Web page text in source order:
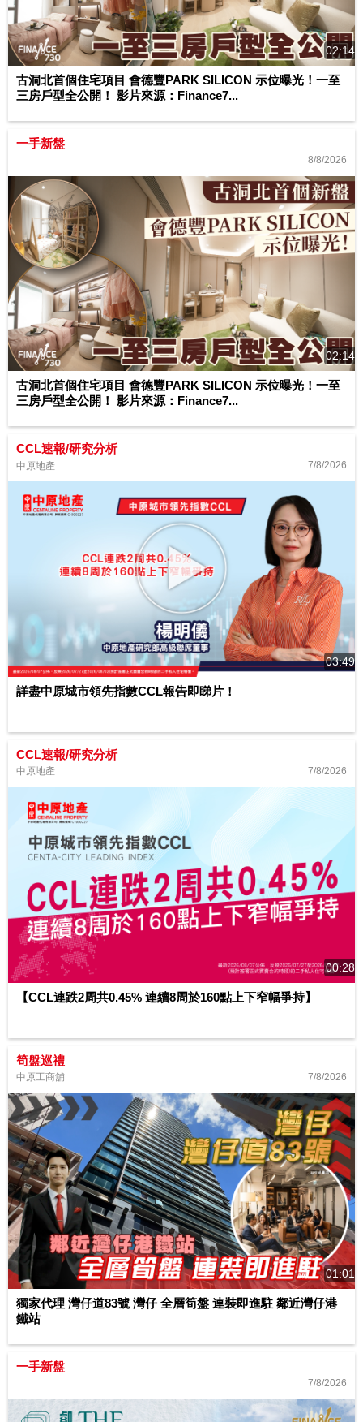
02:14
古洞北首個住宅項目 會德豐PARK SILICON 示位曝光！一至
三房戶型全公開！ 影片來源：Finance7...
一手新盤
8/8/2026
02:14
古洞北首個住宅項目 會德豐PARK SILICON 示位曝光！一至
三房戶型全公開！ 影片來源：Finance7...
CCL速報/研究分析
中原地產 7/8/2026
03:49
詳盡中原城市領先指數CCL報告即睇片！
CCL速報/研究分析
中原地產 7/8/2026
00:28
【CCL連跌2周共0.45% 連續8周於160點上下窄幅爭持】
筍盤巡禮
中原工商舖 7/8/2026
01:01
獨家代理 灣仔道83號 灣仔 全層筍盤 連裝即進駐 鄰近灣仔港
鐵站
一手新盤
7/8/2026